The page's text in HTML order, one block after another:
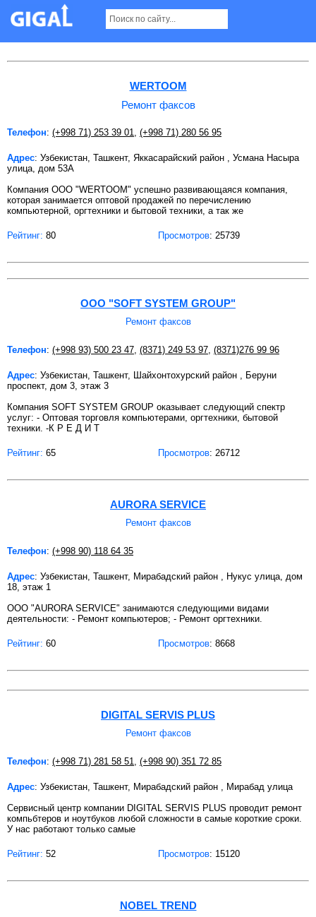
Ремонт факсов в Ташкенте
WERTOOM
Ремонт факсов
Телефон: (+998 71) 253 39 01 (+998 71) 280 56 95
Адрес: Узбекистан, Ташкент, Яккасарайский район , Усмана Насыра
улица, дом 53А
Компания ООО "WERTOOM" успешно развивающаяся компания,
которая занимается оптовой продажей по перечислению
компьютерной, оргтехники и бытовой техники, а так же
Рейтинг: 80 Просмотров: 25739
ООО "SOFT SYSTEM GROUP"
Ремонт факсов
Телефон: (+998 93) 500 23 47, (8371) 249 53 97, (8371)276 99 96
Адрес: Узбекистан, Ташкент, Шайхонтохурский район , Беруни
проспект, дом 3, этаж 3
Компания SOFT SYSTEM GROUP оказывает следующий спектр
услуг: - Оптовая торговля компьютерами, оргтехники, бытовой
техники. -К Р Е Д И Т
Рейтинг: 65 Просмотров: 26712
AURORA SERVICE
Ремонт факсов
Телефон: (+998 90) 118 64 35
Адрес: Узбекистан, Ташкент, Мирабадский район , Нукус улица, дом
18, этаж 1
OOO "AURORA SERVICE" занимаются следующими видами
деятельности: - Ремонт компьютеров; - Ремонт оргтехники.
Рейтинг: 60 Просмотров: 8668
DIGITAL SERVIS PLUS
Ремонт факсов
Телефон: (+998 71) 281 58 51 (+998 90) 351 72 85
Адрес: Узбекистан, Ташкент, Мирабадский район , Мирабад улица
Сервисный центр компании DIGITAL SERVIS PLUS проводит ремонт
компьбтеров и ноутбуков любой сложности в самые короткие сроки.
У нас работают только самые
Рейтинг: 52 Просмотров: 15120
NOBEL TREND